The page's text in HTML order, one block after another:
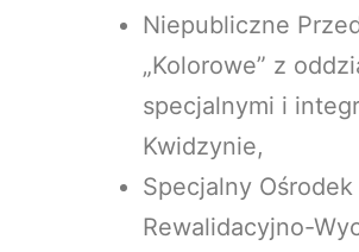
Niepubliczne
„Kolorowe” z
specjalnymi i
Kwidzynie,
Specjalny Ośrodek
Rewalidacyjno-